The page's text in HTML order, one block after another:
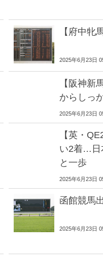
【府中牝
2025年6月23日
【阪神
からしっ
2025年6月23日
【英・
い2着…日
と一歩
2025年6月23日
函館競馬
2025年6月23日